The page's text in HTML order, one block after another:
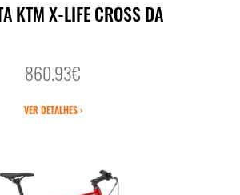
KTM X-LIFE CROSS DA
860.93€
VER DETALHES ›